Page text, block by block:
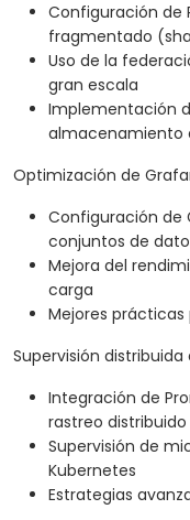
Configuración de
fragmentado
Uso de la
gran escala
Implementación
almacenamiento
Optimización de
Configuración de
conjuntos de
Mejora del
carga
Mejores
Supervisión
Integración de
rastreo distribuido
Supervisión de
Kubernetes
Estrategias